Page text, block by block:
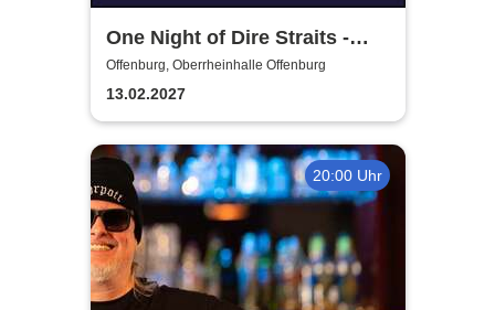
One Night of Dire Straits -
Tribute Show
Offenburg, Oberrheinhalle Offenburg
13.02.2027
20:00 Uhr